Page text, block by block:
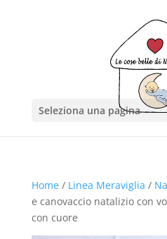
Seleziona una pagina
Home/ Linea Meraviglia /
e canovaccio natalizio con
con cuore